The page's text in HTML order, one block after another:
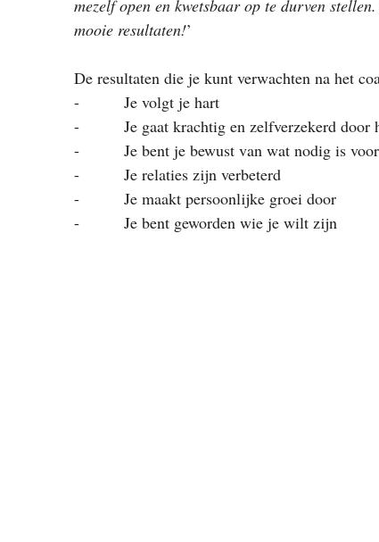
mezelf open en kwetsbaar op te durven
mooie resultaten!’
De resultaten die je kunt verwachten na het
-          Je volgt je hart
-          Je gaat krachtig en zelfverzekerd door
-          Je bent je bewust van wat nodig is
-          Je relaties zijn verbeterd
-          Je maakt persoonlijke groei door
-          Je bent geworden wie je wilt zijn